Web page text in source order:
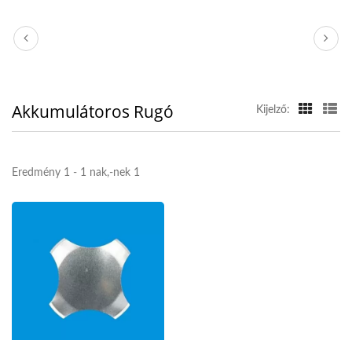
Akkumulátoros Rugó Kijelző:
Eredmény 1 - 1 nak,-nek 1